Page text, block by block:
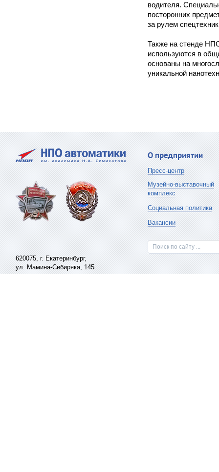
водителя.
посторонних
за рулем
Также на стенде
используются в
основаны на
уникальной
620075, г. Екатеринбург,
ул. Мамина-Сибиряка, 145
О предприятии
Пресс-центр
Музейно-выставочный
комплекс
Социальная политика
Вакансии
Поиск по сайту ...